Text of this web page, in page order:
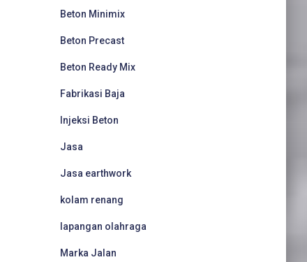
Beton Minimix
Beton Precast
Beton Ready Mix
Fabrikasi Baja
Injeksi Beton
Jasa
Jasa earthwork
kolam renang
lapangan olahraga
Marka Jalan